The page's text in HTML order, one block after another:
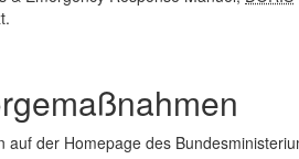
auf der Homepage des